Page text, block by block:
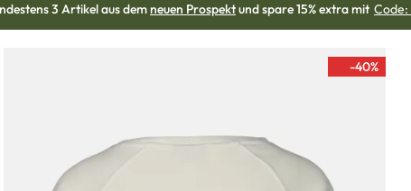
3 Artikel aus demneuen Prospektund spare 15% extra mit Code:
-40%